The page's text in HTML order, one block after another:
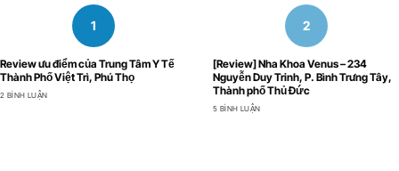
Review ưu điểm của Trung Tâm Y Tế
Thành Phố Việt Trì, Phú Thọ
2 BÌNH LUẬN
[Review] Nha Khoa Venus – 234
Nguyễn Duy Trinh, P. Bình Trưng Tây,
Thành phố Thủ Đức
5 BÌNH LUẬN